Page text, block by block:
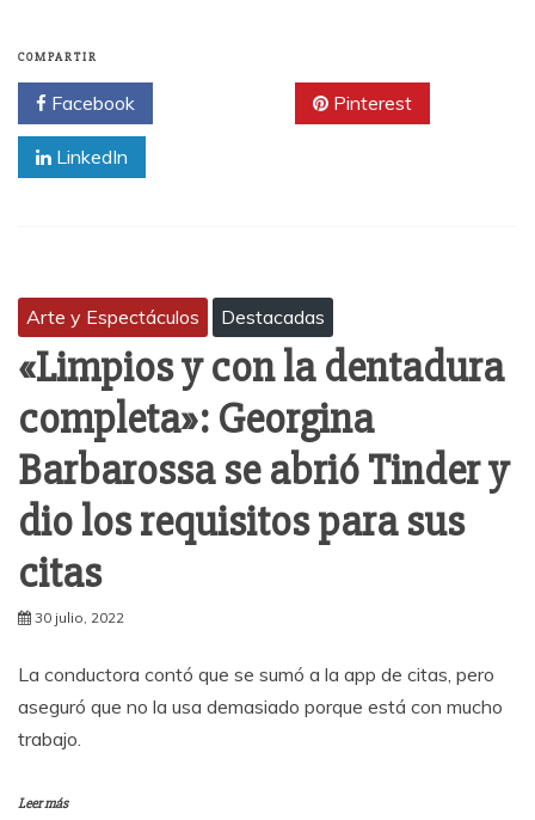
COMPARTIR
Facebook Pinterest
LinkedIn
Arte y Espectáculos Destacadas
«Limpios y con la dentadura
completa»: Georgina
Barbarossa se abrió Tinder y
dio los requisitos para sus
citas
30 julio, 2022
La conductora contó que se sumó a la app de citas, pero
aseguró que no la usa demasiado porque está con mucho
trabajo.
Leer más